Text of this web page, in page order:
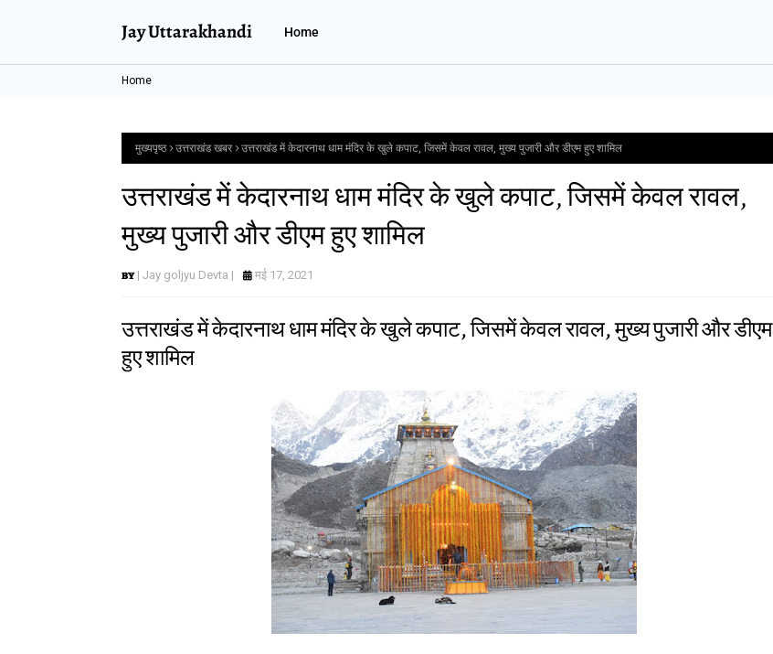
Jay Uttarakhandi Home
Home
मुख्यपृष्ठ उत्तराखंड खबर उत्तराखंड में केदारनाथ धाम मंदिर के खुले कपाट, जिसमें केवल रावल, मुख्य पुजारी और डीएम हुए शामिल
उत्तराखंड में केदारनाथ धाम मंदिर के खुले कपाट, जिसमें केवल रावल,
मुख्य पुजारी और डीएम हुए शामिल
| Jay goljyu Devta | मई 17, 2021
उत्तराखंड में केदारनाथ धाम मंदिर के खुले कपाट, जिसमें केवल रावल, मुख्य पुजारी और डीएम
हुए शामिल